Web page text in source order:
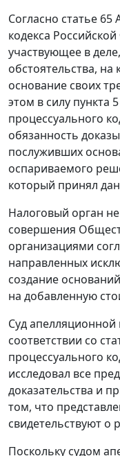
Согласно статье 65
кодекса
участвующее в
обстоятельства, на
основание своих
этом в силу пункта
процессуального
обязанность
послуживших
оспариваемого
который принял
Налоговый орган
совершения
организациями
направленных
создание
на добавленную
Суд апелляционной
соответствии со
процессуального
исследовал все
доказательства и
том, что
свидетельствуют о
Поскольку судом